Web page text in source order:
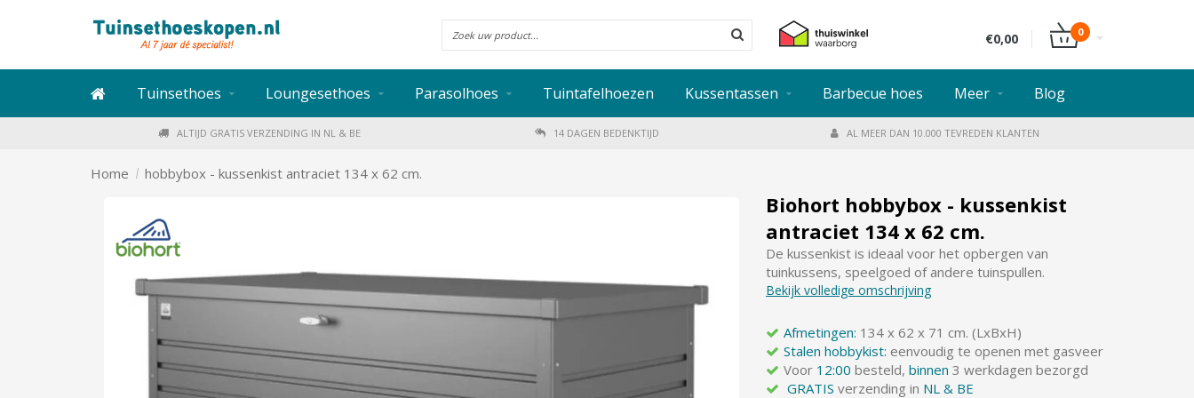
€0,00 0
Tuinsethoes Loungesethoes Parasolhoes Tuintafelhoezen Kussentassen Barbecue hoes Meer Blog
ALTIJD GRATIS VERZENDING IN NL & BE 14 DAGEN BEDENKTIJD AL MEER DAN 10.000 TEVREDEN KLANTEN
Home / hobbybox - kussenkist antraciet 134 x 62 cm.
Biohort hobbybox - kussenkist
antraciet 134 x 62 cm.
De kussenkist is ideaal voor het opbergen van
tuinkussens, speelgoed of andere tuinspullen.
Bekijk volledige omschrijving
Afmetingen: 134 x 62 x 71 cm. (LxBxH)
Stalen hobbykist: eenvoudig te openen met gasveer
Voor 12:00 besteld, binnen 3 werkdagen bezorgd
GRATIS verzending in NL & BE